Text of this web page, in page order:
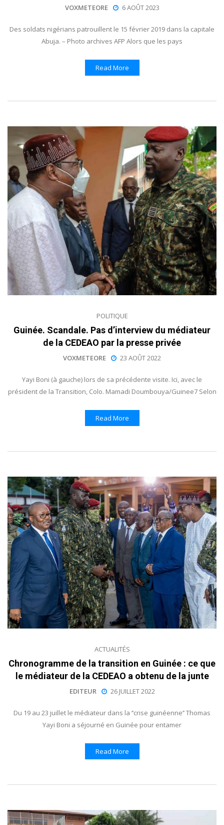
VOXMETEORE 6 AOÛT 2023
Des soldats nigérians patrouillent le 15 février 2019 dans la capitale
Abuja. – Photo archives AFP Alors que les pays
Read More
POLITIQUE
Guinée. Scandale. Pas d’interview du médiateur
de la CEDEAO par la presse privée
VOXMETEORE 23 AOÛT 2022
Yayi Boni (à gauche) lors de sa précédente visite. Ici, avec le
président de la Transition, Colo. Mamadi Doumbouya/Guinee7 Selon
Read More
ACTUALITÉS
Chronogramme de la transition en Guinée : ce que
le médiateur de la CEDEAO a obtenu de la junte
EDITEUR 26 JUILLET 2022
Du 19 au 23 juillet le médiateur dans la ‘’crise guinéenne’’ Thomas
Yayi Boni a séjourné en Guinée pour entamer
Read More